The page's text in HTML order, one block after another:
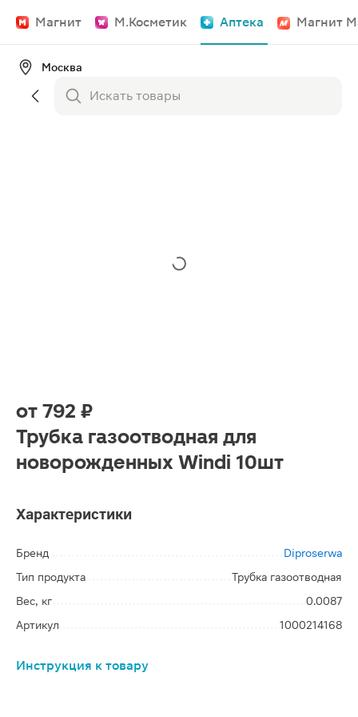
Магнит М.Косметик Аптека Магнит
Москва
от 792 ₽
Трубка газоотводная для
новорожденных Windi 10шт
Характеристики
Бренд
Diproserwa
Тип продукта
Трубка газоотводная
Вес, кг
0.0087
Артикул
1000214168
Инструкция к товару